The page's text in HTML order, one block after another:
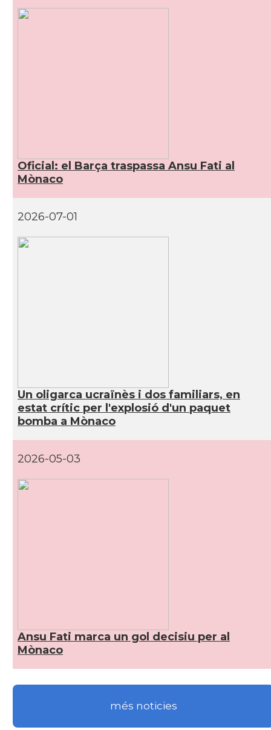
Oficial: el Barça traspassa Ansu Fati al
Mònaco
2026-07-01
Un oligarca ucraïnès i dos familiars, en
estat crític per l'explosió d'un paquet
bomba a Mònaco
2026-05-03
Ansu Fati marca un gol decisiu per al
Mònaco
més noticies